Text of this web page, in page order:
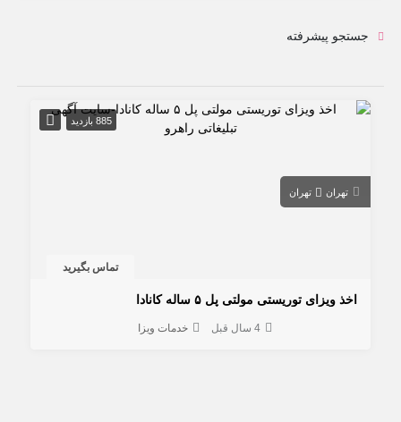
جستجو پیشرفته
885 بازدید
تهران تهران
تماس بگیرید
اخذ ویزای توریستی مولتی پل ۵ ساله کانادا
4 سال قبل خدمات ویزا